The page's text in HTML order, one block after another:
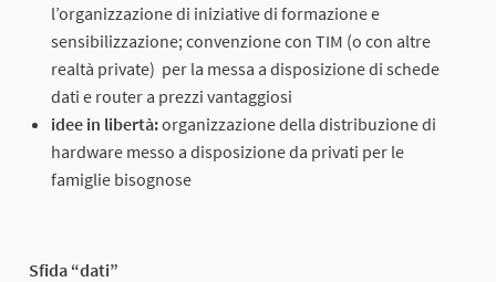
l’organizzazione di iniziative di formazione e
sensibilizzazione; convenzione con TIM (o con altre
realtà private) per la messa a disposizione di schede
dati e router a prezzi vantaggiosi
idee in libertà:organizzazione della distribuzione di
hardware messo a disposizione da privati per le
famiglie bisognose
Sfida “dati”